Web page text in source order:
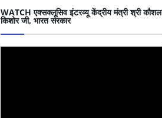
WATCH एक्सक्लूसिव इंटरव्यू केंद्रीय मंत्री श्री कौशल
किशोर जी, भारत सरकार